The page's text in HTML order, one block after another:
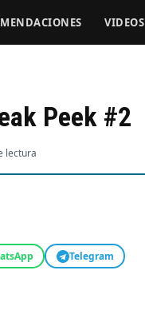
VIDEOS
Peek #2
lectura
Telegram